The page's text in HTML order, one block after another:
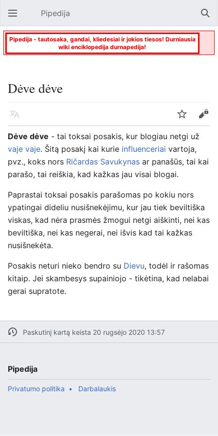
Atverti pagrindinį meniu Pipedija
Pipedija - tautosaka, gandai, kliedesiai ir jokios tiesos! Durniausia
wiki enciklopedija durnapedija!
Dėve dėve
Kalba Stebėti
Keisti
Dėve dėve - tai toksai posakis, kur blogiau netgi už
vaje vaje. Šitą posakį kai kurie influenceriai vartoja,
pvz., koks nors Ričardas Savukynas ar panašūs, tai kai
parašo, tai reiškia, kad kažkas jau visai blogai.
Paprastai toksai posakis parašomas po kokiu nors
ypatingai dideliu nusišnekėjimu, kur jau tiek beviltiška
viskas, kad nėra prasmės žmogui netgi aiškinti, nei kas
beviltiška, nei kas negerai, nei išvis kad tai kažkas
nusišnekėta.
Posakis neturi nieko bendro su Dievu, todėl ir rašomas
kitaip. Jei skambesys supainiojo - tikėtina, kad nelabai
gerai supratote.
Paskutinį kartą keista 20 rugsėjo 2020 13:57
Pipedija
Privatumo politika Darbalaukis